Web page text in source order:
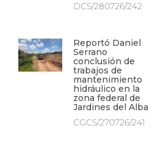
DCS/280726/242
Reportó Daniel
Serrano
conclusión de
trabajos de
mantenimiento
hidráulico en la
zona federal de
Jardines del Alba
CGCS/270726/241